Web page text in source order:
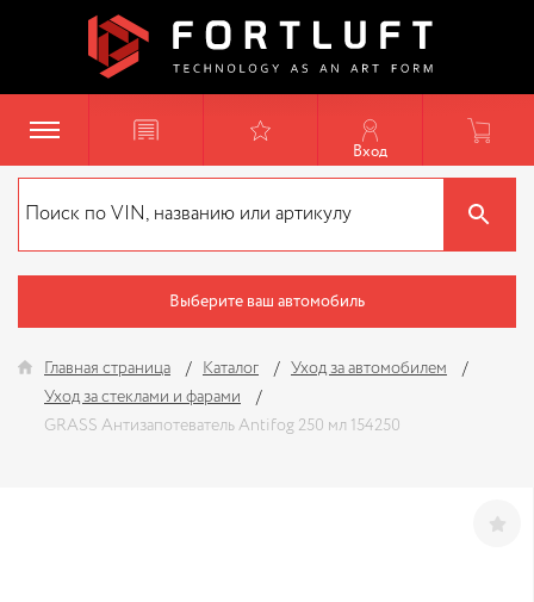
Вход
Выберите ваш автомобиль
Главная страница Каталог
Уход за автомобилем
Уход за стеклами и фарами
GRASS Антизапотеватель Antifog 250 мл 154250